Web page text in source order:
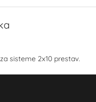
sisteme 2x10 prestav.